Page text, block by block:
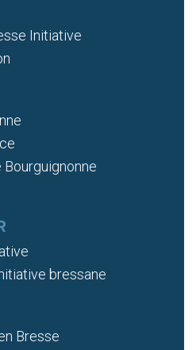
Initiative
bressane
Bresse